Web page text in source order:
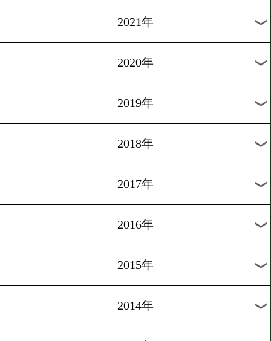
2023年
2021年
2020年
2018年